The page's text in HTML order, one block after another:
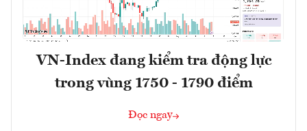
VN-Index đang kiểm tra động lực
trong vùng 1750 - 1790 điểm
Đọc ngay